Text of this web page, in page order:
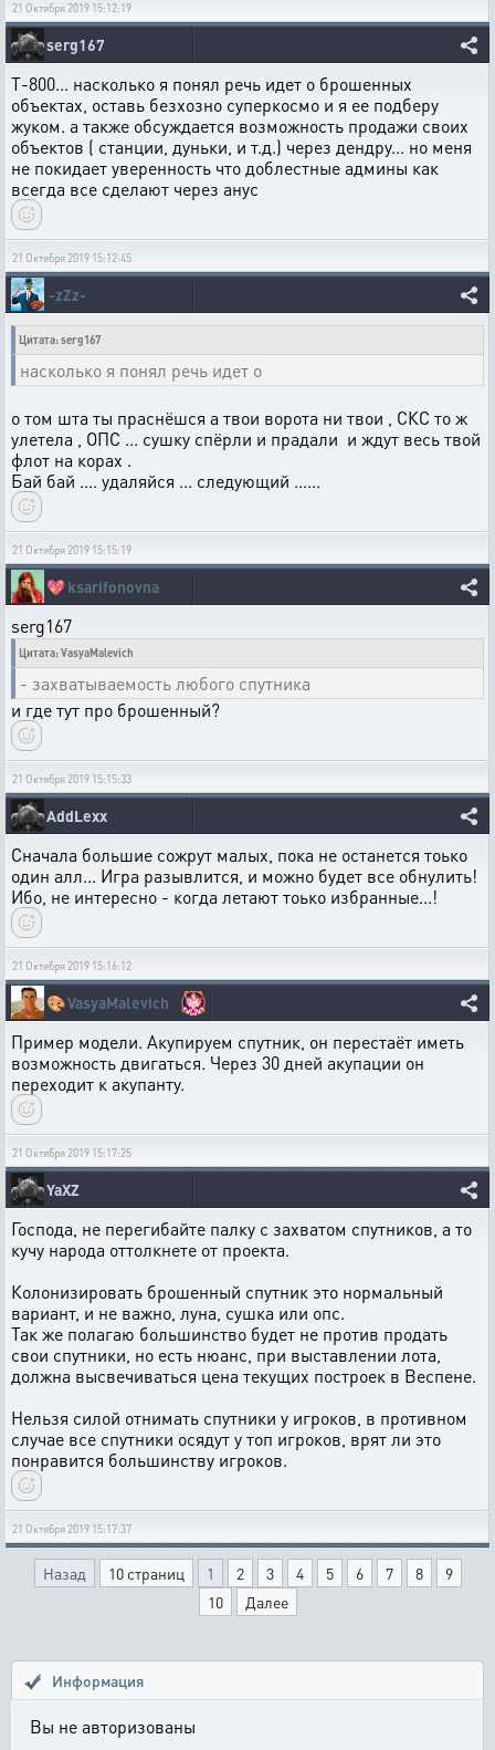
21 Октября 2019 15:12:19
serg167
T-800... насколько я понял речь идет о брошенных
объектах, оставь безхозно суперкосмо и я ее подберу
жуком. а также обсуждается возможность продажи своих
объектов ( станции, дуньки, и т.д.) через дендру... но меня
не покидает уверенность что доблестные админы как
всегда все сделают через анус
21 Октября 2019 15:12:45
-zZz-
Цитата: serg167
насколько я понял речь идет о
о том шта ты праснёшся а твои ворота ни твои , СКС то ж
улетела , ОПС ... сушку спёрли и прадали и ждут весь твой
флот на корах .
Бай бай .... удаляйся ... следующий ......
21 Октября 2019 15:15:19
💖ksarifonovna
serg167
Цитата: VasyaMalevich
- захватываемость любого спутника
и где тут про брошенный?
21 Октября 2019 15:15:33
AddLexx
Сначала большие сожрут малых, пока не останется тоько
один алл... Игра разывлится, и можно будет все обнулить!
Ибо, не интересно - когда летают тоько избранные...!
21 Октября 2019 15:16:12
🎨VasyaMalevich
Пример модели. Акупируем спутник, он перестаёт иметь
возможность двигаться. Через 30 дней акупации он
переходит к акупанту.
21 Октября 2019 15:17:25
YaXZ
Господа, не перегибайте палку с захватом спутников, а то
кучу народа оттолкнете от проекта.
Колонизировать брошенный спутник это нормальный
вариант, и не важно, луна, сушка или опс.
Так же полагаю большинство будет не против продать
свои спутники, но есть нюанс, при выставлении лота,
должна высвечиваться цена текущих построек в Веспене.
Нельзя силой отнимать спутники у игроков, в противном
случае все спутники осядут у топ игроков, врят ли это
понравится большинству игроков.
21 Октября 2019 15:17:37
Назад 10 страниц 1 2 3 4 5 6 7 8
9
10
Далее
Информация
Вы не авторизованы